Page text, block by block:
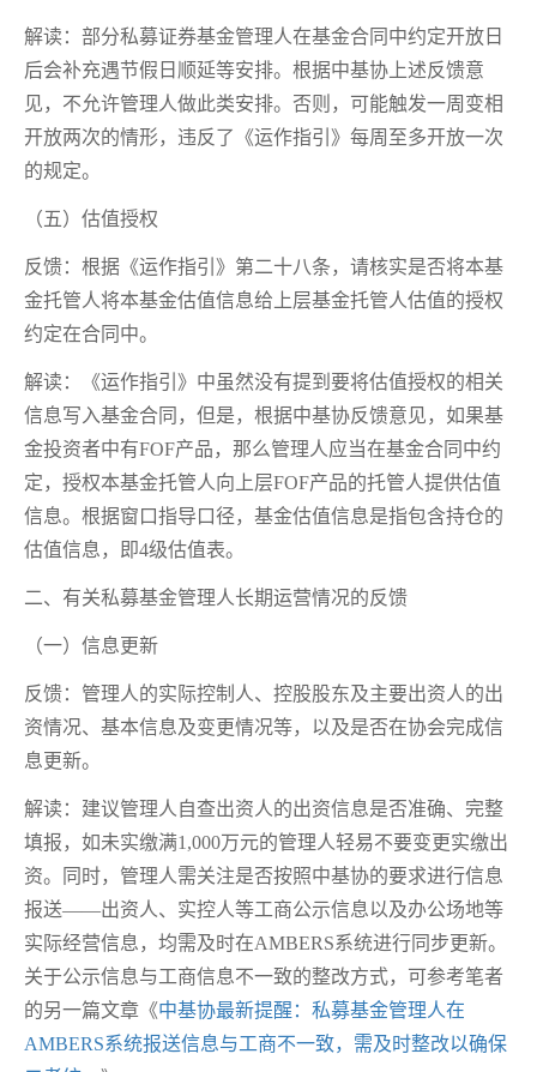
解读：部分私募证券基金管理人在基金合同中约定开放日
后会补充遇节假日顺延等安排。根据中基协上述反馈意
见，不允许管理人做此类安排。否则，可能触发一周变相
开放两次的情形，违反了《运作指引》每周至多开放一次
的规定。
（五）估值授权
反馈：根据《运作指引》第二十八条，请核实是否将本基
金托管人将本基金估值信息给上层基金托管人估值的授权
约定在合同中。
解读：《运作指引》中虽然没有提到要将估值授权的相关
信息写入基金合同，但是，根据中基协反馈意见，如果基
金投资者中有FOF产品，那么管理人应当在基金合同中约
定，授权本基金托管人向上层FOF产品的托管人提供估值
信息。根据窗口指导口径，基金估值信息是指包含持仓的
估值信息，即4级估值表。
二、有关私募基金管理人长期运营情况的反馈
（一）信息更新
反馈：管理人的实际控制人、控股股东及主要出资人的出
资情况、基本信息及变更情况等，以及是否在协会完成信
息更新。
解读：建议管理人自查出资人的出资信息是否准确、完整
填报，如未实缴满1,000万元的管理人轻易不要变更实缴出
资。同时，管理人需关注是否按照中基协的要求进行信息
报送——出资人、实控人等工商公示信息以及办公场地等
实际经营信息，均需及时在AMBERS系统进行同步更新。
关于公示信息与工商信息不一致的整改方式，可参考笔者
的另一篇文章《中基协最新提醒：私募基金管理人在
AMBERS系统报送信息与工商不一致，需及时整改以确保